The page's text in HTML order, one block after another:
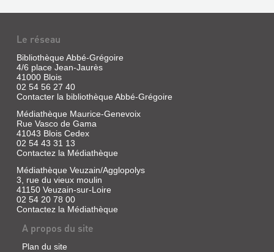
PANTAGRUEL
Livre
François
Delagrave,
1979
albums
de
samivel)
LES
GRANDES
ET
FANTASTIQUES
Le réseau
Bibliothèque Abbé-Grégoire
4/6 place Jean-Jaurès
41000 Blois
02 54 56 27 40
Contacter la bibliothèque Abbé-Grégoire
Médiathèque Maurice-Genevoix
Rue Vasco de Gama
41043 Blois Cedex
02 54 43 31 13
Contactez la Médiathèque
Médiathèque Veuzain/Agglopolys
3, rue du vieux moulin
41150 Veuzain-sur-Loire
02 54 20 78 00
Contactez la Médiathèque
A propos du site
Plan du site